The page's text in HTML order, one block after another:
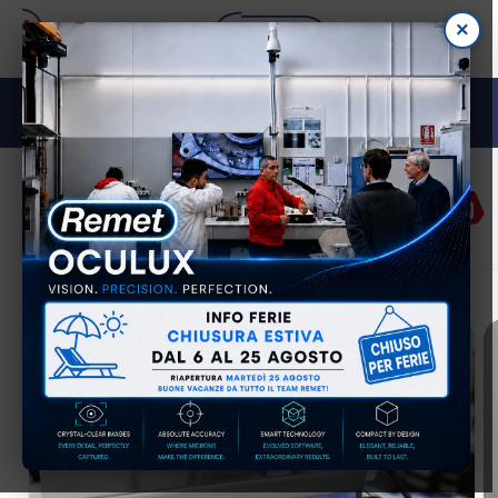
Vai
direttamente
ai contenuti
M E TA L L O G R A F I A
AccediCarrello
Passa alle
informazioni
sul prodotto
×